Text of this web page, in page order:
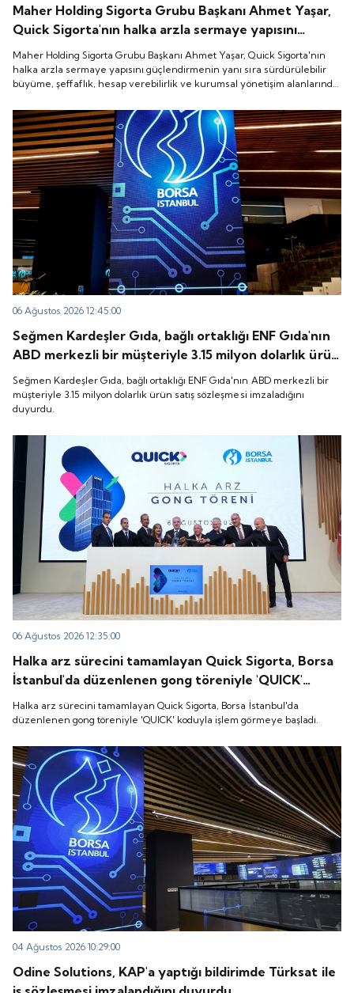
Maher Holding Sigorta Grubu Başkanı Ahmet Yaşar,
Quick Sigorta'nın halka arzla sermaye yapısını
güçlendirmenin yanı sıra sürdürülebilir büyüme,
şeffaflık, hesap verebilirlik ve kurumsal yönetişim
alanlarında yeni bir döneme girdiğini belirtti.
Maher Holding Sigorta Grubu Başkanı Ahmet Yaşar, Quick Sigorta'nın
halka arzla sermaye yapısını güçlendirmenin yanı sıra sürdürülebilir
büyüme, şeffaflık, hesap verebilirlik ve kurumsal yönetişim alanlarında
06 Ağustos 2026 12:45:00
Seğmen Kardeşler Gıda, bağlı ortaklığı ENF Gıda'nın
ABD merkezli bir müşteriyle 3.15 milyon dolarlık ürün
satış sözleşmesi imzaladığını duyurdu.
Seğmen Kardeşler Gıda, bağlı ortaklığı ENF Gıda'nın ABD merkezli bir
müşteriyle 3.15 milyon dolarlık ürün satış sözleşmesi imzaladığını
duyurdu.
06 Ağustos 2026 12:35:00
Halka arz sürecini tamamlayan Quick Sigorta, Borsa
İstanbul'da düzenlenen gong töreniyle 'QUICK'
koduyla işlem görmeye başladı.
Halka arz sürecini tamamlayan Quick Sigorta, Borsa İstanbul'da
düzenlenen gong töreniyle 'QUICK' koduyla işlem görmeye başladı.
04 Ağustos 2026 10:29:00
Odine Solutions, KAP'a yaptığı bildirimde Türksat ile